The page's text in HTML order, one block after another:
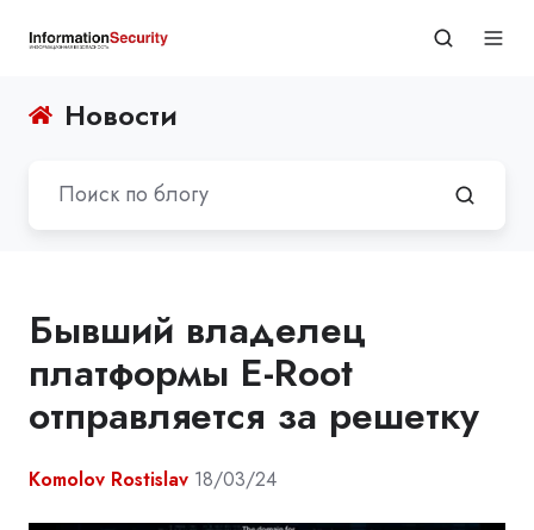
Новости
Бывший владелец
платформы E-Root
отправляется за решетку
Komolov Rostislav 18/03/24